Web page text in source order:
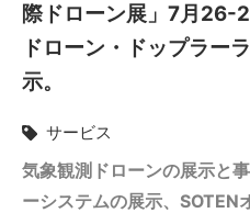
際ドローン展」7月26-
ドローン・ドップラー
示。
サービス
気象観測ドローンの展示と
ーシステムの展示、SOTEN